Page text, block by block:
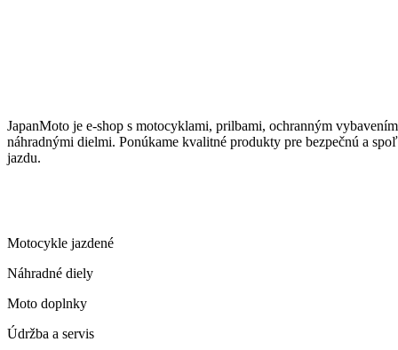
JapanMoto je e-shop s motocyklami, prilbami, ochranným
náhradnými dielmi. Ponúkame kvalitné produkty pre bezpečnú a
jazdu.
Motocykle jazdené
Náhradné diely
Moto doplnky
Údržba a servis